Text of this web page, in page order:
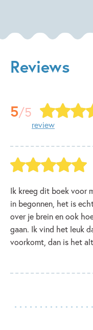
Reviews
5/5
review
Ik kreeg dit boek voor
in begonnen, het is
over je brein en ook
gaan. Ik vind het leuk
voorkomt, dan is het